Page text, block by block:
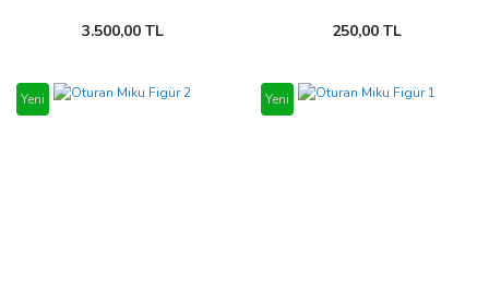
3.500,00 TL 250,00 TL
Yeni Yeni